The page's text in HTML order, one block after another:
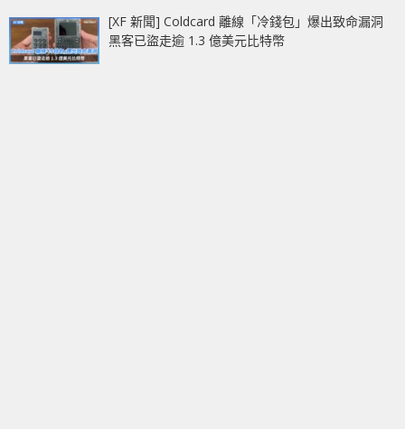
[XF 新聞] Coldcard 離線「冷錢包」爆出致命漏洞
黑客已盜走逾 1.3 億美元比特幣